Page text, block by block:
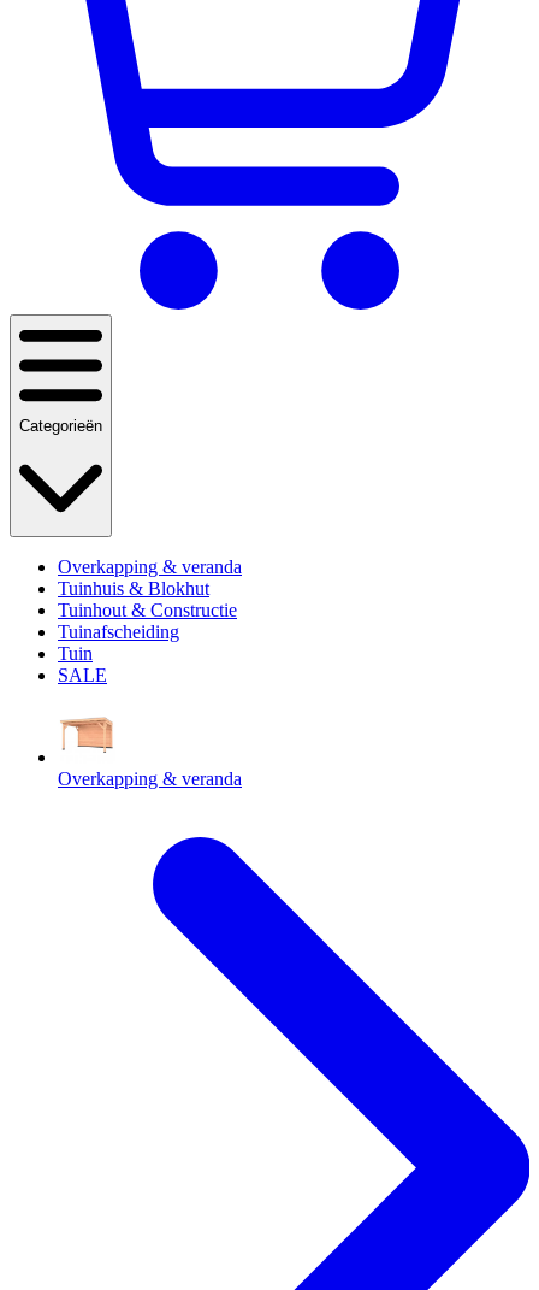
Categorieën
Overkapping & veranda
Tuinhuis & Blokhut
Tuinhout & Constructie
Tuinafscheiding
Tuin
SALE
Overkapping & veranda